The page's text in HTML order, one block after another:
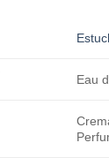
Eau